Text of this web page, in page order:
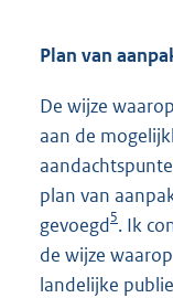
Plan van
De wijze
aan de
plan van
gevoegd5. Ik
de wijze
landelijke